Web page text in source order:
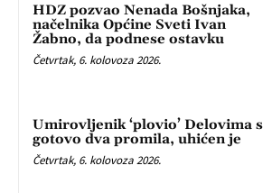
HDZ pozvao Nenada Bošnjaka,
načelnika Općine Sveti Ivan
Žabno, da podnese ostavku
Četvrtak, 6. kolovoza 2026.
Umirovljenik ‘plovio’ Delovima s
gotovo dva promila, uhićen je
Četvrtak, 6. kolovoza 2026.